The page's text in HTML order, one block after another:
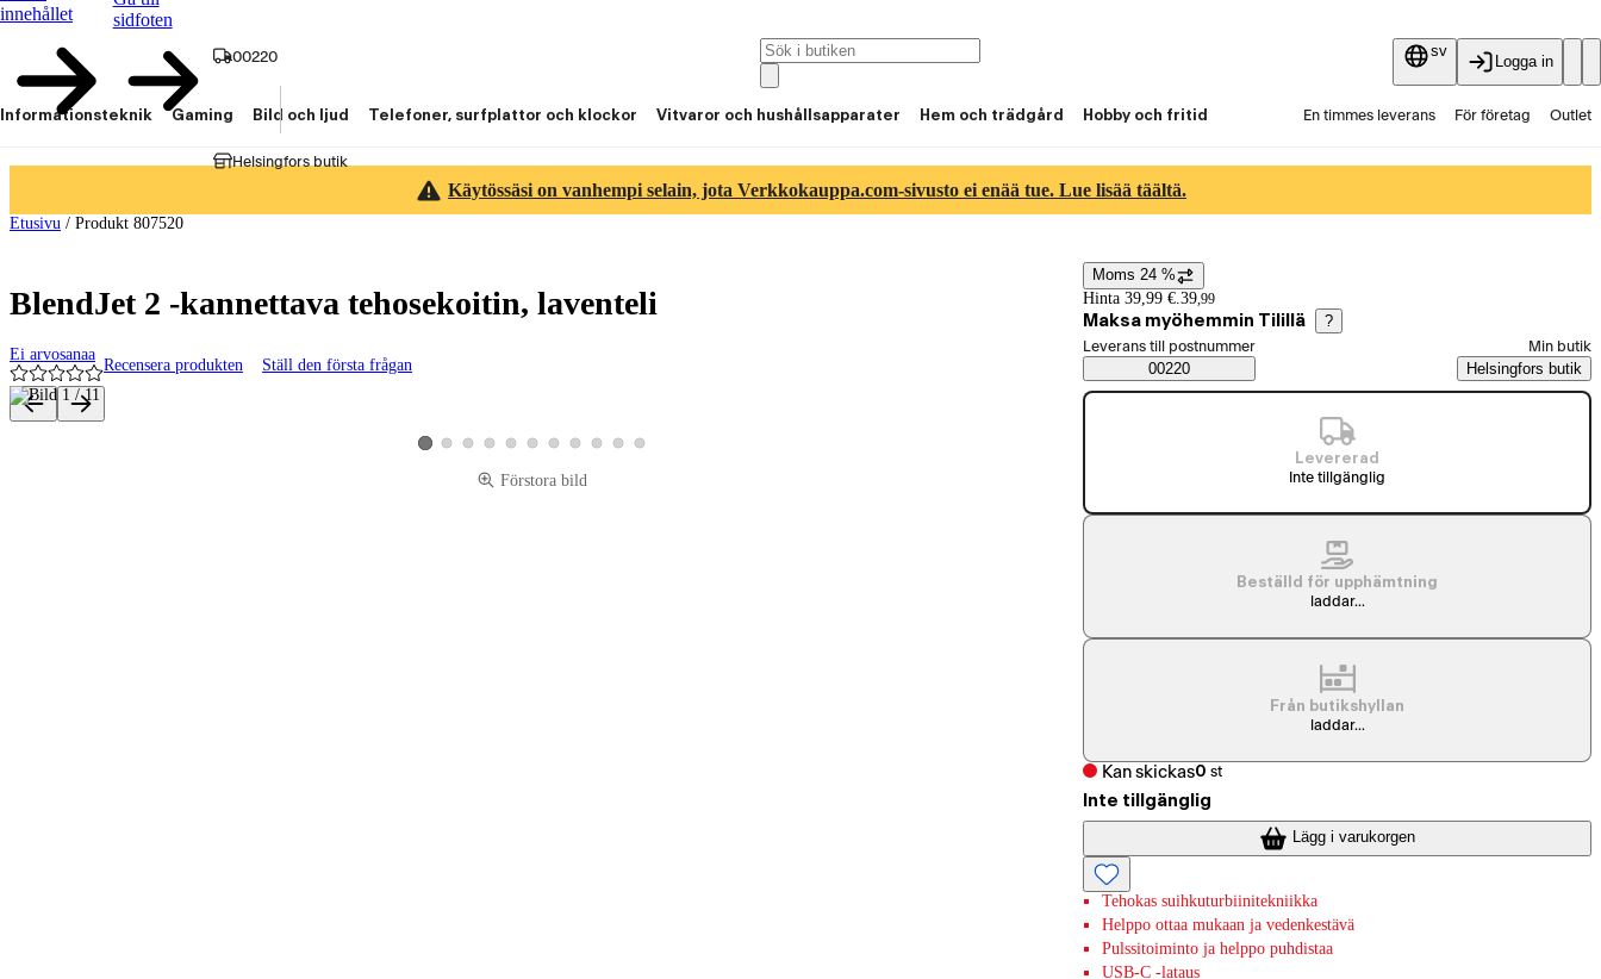
innehållet
sidfoten
00220
Helsingfors butik
sv
Logga in
Informationsteknik Gaming Bild och ljud Telefoner, surfplattor och klockor Vitvaror och hushållsapparater Hem och trädgård Hobby och fritid En timmes leverans För företag Outlet
Käytössäsi on vanhempi selain, jota Verkkokauppa.com-sivusto ei enää tue. Lue lisää täältä.
Etusivu / Produkt 807520
BlendJet 2 -kannettava tehosekoitin, laventeli
Ei arvosanaa
Recensera produkten Ställ den första frågan
Produktbilder och videor
Visa produktbild 1
Visa produktbild 2
Visa produktbild 3
Visa produktbild 4
Visa produktbild 5
Visa produktbild 6
Visa produktbild 7
Visa produktbild 8
Visa produktbild 9
Visa produktbild 10
Visa produktbild 11
Förstora bild
Prisinformation
Moms 24 %
Hinta 39,99 €.39,99
Maksa myöhemmin Tilillä ?
Saatavuustiedot
Välj beställningssätt
Leverans till postnummer
00220
Min butik
Helsingfors butik
Levererad
Inte tillgänglig
Beställd för upphämtning
laddar...
Från butikshyllan
laddar...
Kan skickas0 st
Inte tillgänglig
Lägg i varukorgen
Tehokas suihkuturbiinitekniikka
Helppo ottaa mukaan ja vedenkestävä
Pulssitoiminto ja helppo puhdistaa
USB-C -lataus